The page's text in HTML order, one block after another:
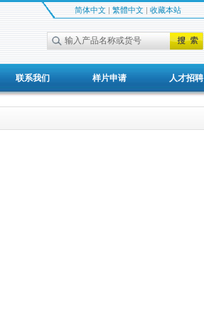
简体中文| 繁體中文 | 收藏本站
联系我们 样片申请 人才招聘